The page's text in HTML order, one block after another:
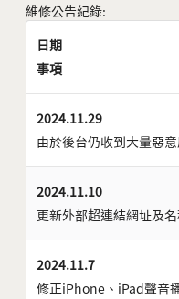
維修公告紀錄:
日期
事項
2024.11.29
由於後台仍收到大量惡
2024.11.10
更新外部超連結網址及名
2024.11.7
修正iPhone、iPad聲音